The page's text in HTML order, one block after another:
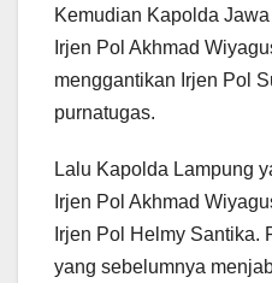
Kemudian Kapolda
Irjen Pol Akhmad
menggantikan Irjen Pol
purnatugas.
Lalu Kapolda Lampung
Irjen Pol Akhmad
Irjen Pol Helmy Santika.
yang sebelumnya